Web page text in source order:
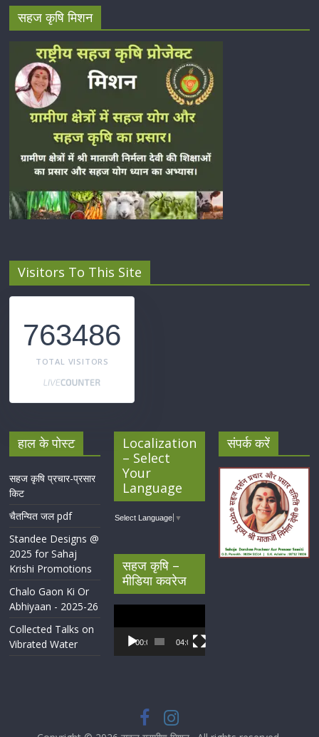
सहज कृषि मिशन
Visitors To This Site
763486
TOTAL VISITORS
हाल के पोस्ट
सहज कृषि प्रचार-प्रसार
किट
चैतन्यित जल pdf
Standee Designs @
2025 for Sahaj
Krishi Promotions
Chalo Gaon Ki Or
Abhiyaan - 2025-26
Collected Talks on
Vibrated Water
Localization
– Select
Your
Language
Select Language ▼
सहज कृषि –
मीडिया कवरेज
Player
00:00 04:07
संपर्क करें